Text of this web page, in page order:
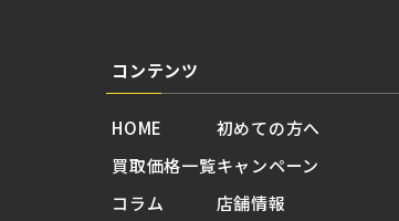
コンテンツ
HOME
買取価格一覧
コラム
初めての方へ
キャンペーン
店舗情報